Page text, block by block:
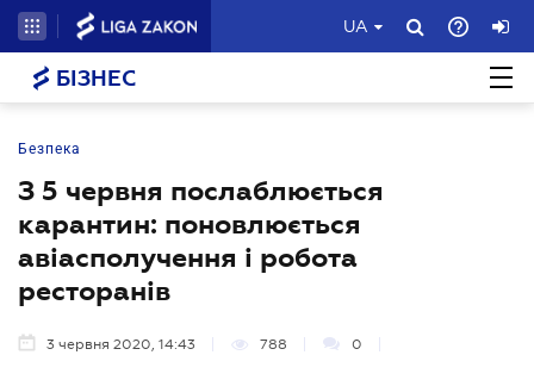
UA
БІЗНЕС
Безпека
З 5 червня послаблюється
карантин: поновлюється
авіасполучення і робота
ресторанів
3 червня 2020, 14:43 788 0